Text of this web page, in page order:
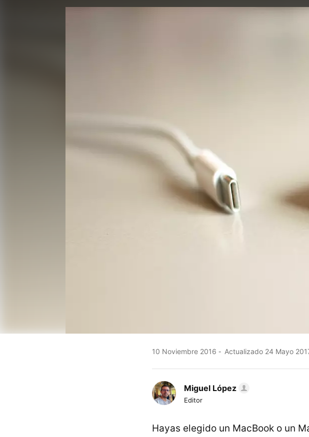
10 Noviembre 2016 Actualizado 24 Mayo
Miguel López
Editor
Hayas elegido un MacBook o un